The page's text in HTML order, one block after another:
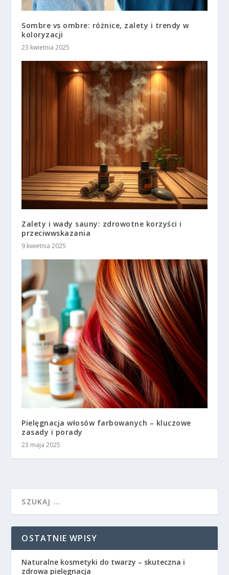
Sombre vs ombre: różnice, zalety i trendy w
koloryzacji
23 kwietnia 2025
Zalety i wady sauny: zdrowotne korzyści i
przeciwwskazania
9 kwietnia 2025
Pielęgnacja włosów farbowanych – kluczowe
zasady i porady
23 maja 2025
OSTATNIE WPISY
Naturalne kosmetyki do twarzy – skuteczna i
zdrowa pielęgnacja